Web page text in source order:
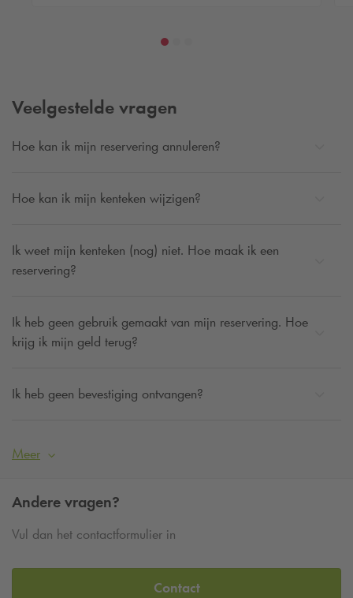
Veelgestelde vragen
Hoe kan ik mijn reservering annuleren?
Hoe kan ik mijn kenteken wijzigen?
Ik weet mijn kenteken (nog) niet. Hoe maak ik een
reservering?
Ik heb geen gebruik gemaakt van mijn reservering. Hoe
krijg ik mijn geld terug?
Ik heb geen bevestiging ontvangen?
Meer
Andere vragen?
Vul dan het contactformulier in
Contact